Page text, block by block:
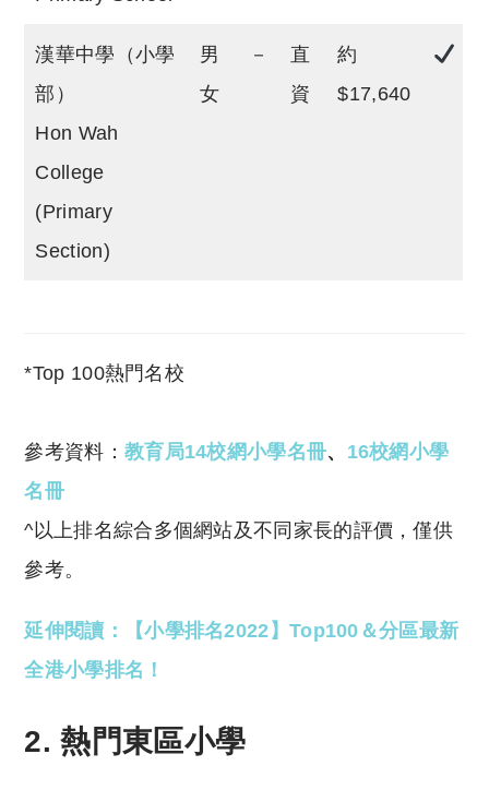
漢華中學（小學
部）
Hon Wah
College
(Primary
Section)
男
女
－
直
資
約
$17,640
*Top 100熱門名校
參考資料： 教育局14校網小學名冊、 16校網小學
名冊
^以上排名綜合多個網站及不同家長的評價，僅供
參考。
延伸閱讀：【小學排名2022】Top100＆分區最新
全港小學排名！
2. 熱門東區小學